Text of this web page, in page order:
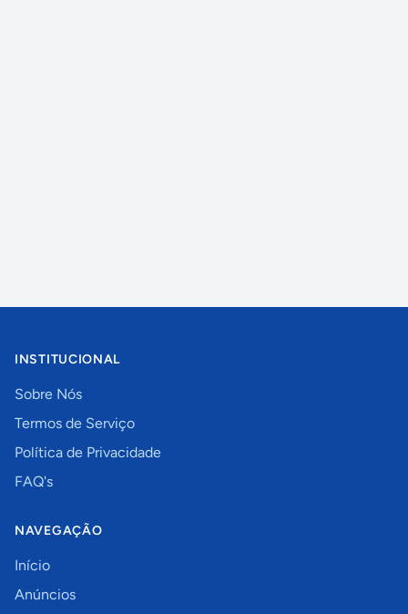
INSTITUCIONAL
Sobre Nós
Termos de Serviço
Política de Privacidade
FAQ's
NAVEGAÇÃO
Início
Anúncios